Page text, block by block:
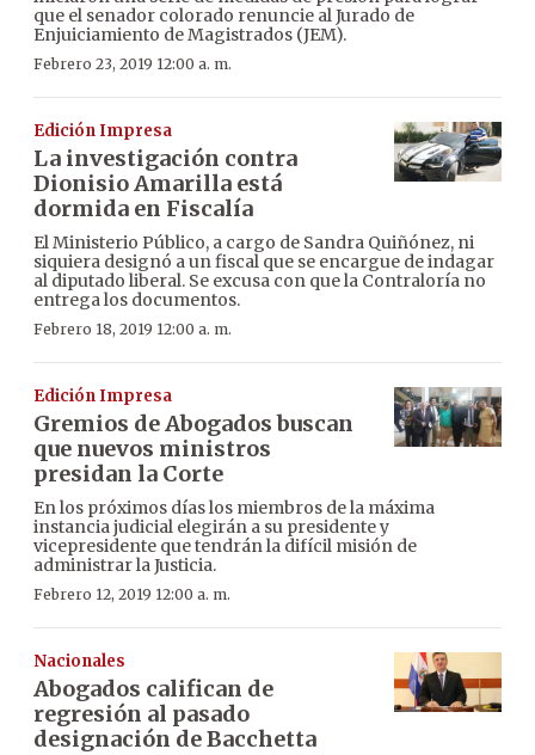
que el senador colorado renuncie al Jurado de
Enjuiciamiento de Magistrados (JEM).
Febrero 23, 2019 12:00 a. m.
Edición Impresa
La investigación contra
Dionisio Amarilla está
dormida en Fiscalía
El Ministerio Público, a cargo de Sandra Quiñónez, ni
siquiera designó a un fiscal que se encargue de indagar
al diputado liberal. Se excusa con que la Contraloría no
entrega los documentos.
Febrero 18, 2019 12:00 a. m.
Edición Impresa
Gremios de Abogados buscan
que nuevos ministros
presidan la Corte
En los próximos días los miembros de la máxima
instancia judicial elegirán a su presidente y
vicepresidente que tendrán la difícil misión de
administrar la Justicia.
Febrero 12, 2019 12:00 a. m.
Nacionales
Abogados califican de
regresión al pasado
designación de Bacchetta